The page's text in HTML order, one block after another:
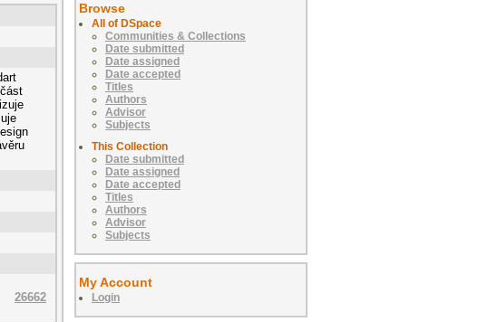
26662
Browse
All of DSpace
Communities & Collections
Date submitted
Date assigned
Date accepted
Titles
Authors
Advisor
Subjects
This Collection
Date submitted
Date assigned
Date accepted
Titles
Authors
Advisor
Subjects
My Account
Login